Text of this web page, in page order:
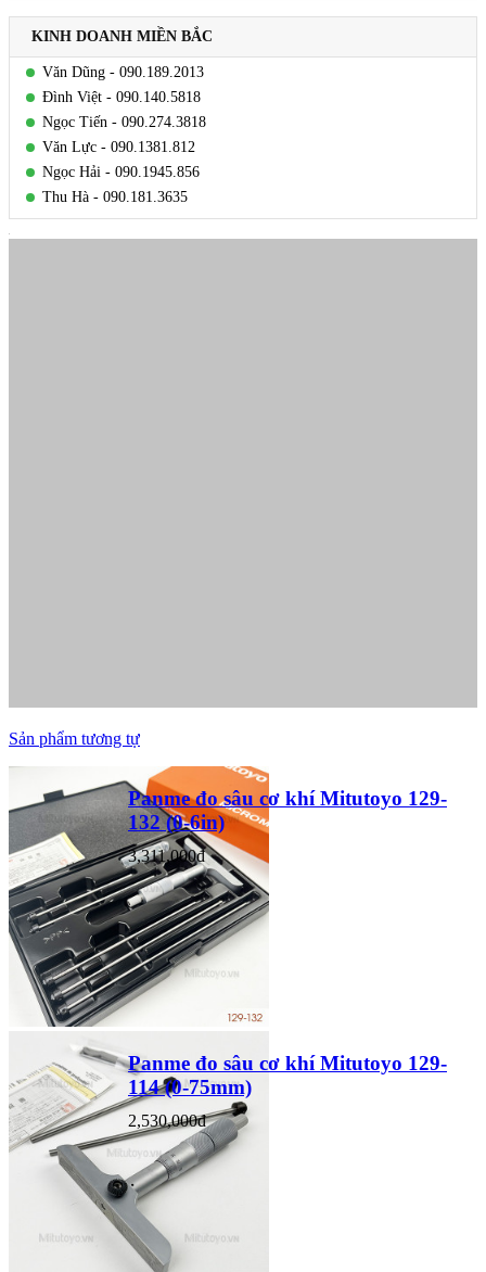
KINH DOANH MIỀN BẮC
Văn Dũng - 090.189.2013
Đình Việt - 090.140.5818
Ngọc Tiến - 090.274.3818
Văn Lực - 090.1381.812
Ngọc Hải - 090.1945.856
Thu Hà - 090.181.3635
Sản phẩm tương tự
Panme đo sâu cơ khí Mitutoyo 129-
132 (0-6in)
3,311,000đ
Panme đo sâu cơ khí Mitutoyo 129-
114 (0-75mm)
2,530,000đ